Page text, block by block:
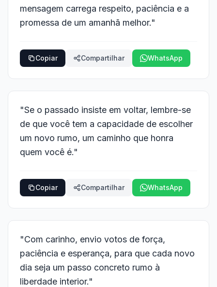
mensagem carrega respeito, paciência e a
promessa de um amanhã melhor."
Copiar Compartilhar WhatsApp
"Se o passado insiste em voltar, lembre-se
de que você tem a capacidade de escolher
um novo rumo, um caminho que honra
quem você é."
Copiar Compartilhar WhatsApp
"Com carinho, envio votos de força,
paciência e esperança, para que cada novo
dia seja um passo concreto rumo à
liberdade interior."